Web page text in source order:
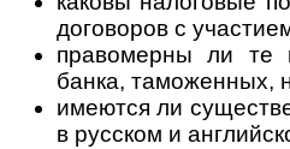
договоров с
правомерны ли те
банка, таможенных,
имеются ли
в русском и